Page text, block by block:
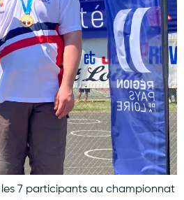
7 participants au championnat